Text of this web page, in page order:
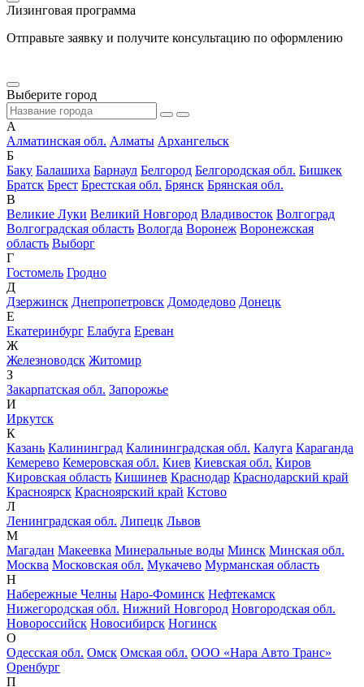
Лизинговая программа
Отправьте заявку и получите консультацию по оформлению
Выберите город
А
Алматинская обл. Алматы Архангельск
Б
Баку Балашиха Барнаул Белгород Белгородская обл. Бишкек
Братск Брест Брестская обл. Брянск Брянская обл.
В
Великие Луки Великий Новгород Владивосток Волгоград
Волгоградская область Вологда Воронеж Воронежская
область Выборг
Г
Гостомель Гродно
Д
Дзержинск Днепропетровск Домодедово Донецк
Е
Екатеринбург Елабуга Ереван
Ж
Железноводск Житомир
З
Закарпатская обл. Запорожье
И
Иркутск
К
Казань Калининград Калининградская обл. Калуга Караганда
Кемерево Кемеровская обл. Киев Киевская обл. Киров
Кировская область Кишинев Краснодар Краснодарский край
Красноярск Красноярский край Кстово
Л
Ленинградская обл. Липецк Львов
М
Магадан Макеевка Минеральные воды Минск Минская обл.
Москва Московская обл. Мукачево Мурманская область
Н
Набережные Челны Наро-Фоминск Нефтекамск
Нижегородская обл. Нижний Новгород Новгородская обл.
Новороссийск Новосибирск Ногинск
О
Одесская обл. Омск Омская обл. ООО «Нара Авто Транс»
Оренбург
П